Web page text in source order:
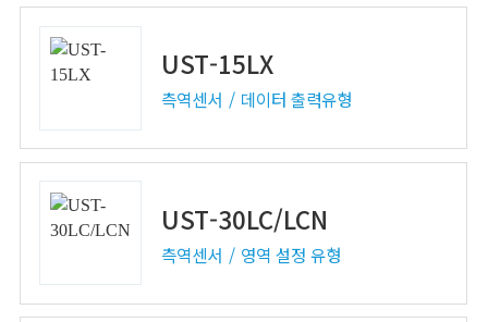
UST-15LX
측역센서 데이터 출력유형
UST-30LC/LCN
측역센서 영역 설정 유형